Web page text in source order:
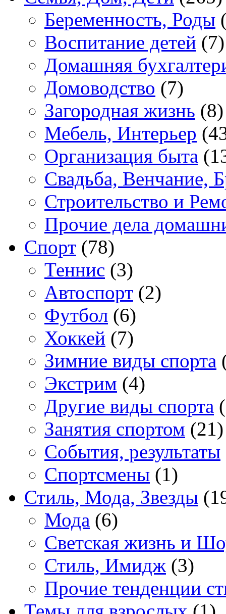
Беременность, Роды
Воспитание детей (7)
Домашняя
Домоводство (7)
Загородная жизнь (8)
Мебель, Интерьер
Организация быта
Свадьба, Венчание,
Строительство и
Прочие дела
Спорт (78)
Теннис (3)
Автоспорт (2)
Футбол (6)
Хоккей (7)
Зимние виды спорта
Экстрим (4)
Другие виды спорта
Занятия спортом (21)
События, результаты
Спортсмены (1)
Стиль, Мода, Звезды
Мода (6)
Светская жизнь и
Стиль, Имидж (3)
Прочие тенденции